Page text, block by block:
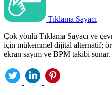
Tıklama Sayacı
Çok yönlü Tıklama Sayacı ve
için mükemmel dijital alternatif;
ekran sayım ve BPM takibi sunar.